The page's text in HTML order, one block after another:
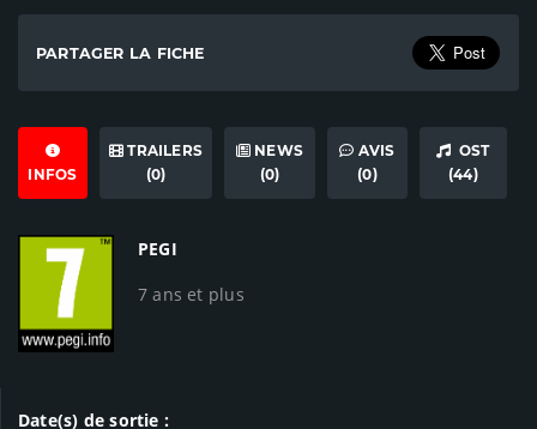
PARTAGER LA FICHE
INFOS
TRAILERS
(0)
NEWS
(0)
AVIS
(0)
OST
(44)
PEGI
7 ans et plus
Date(s) de sortie :